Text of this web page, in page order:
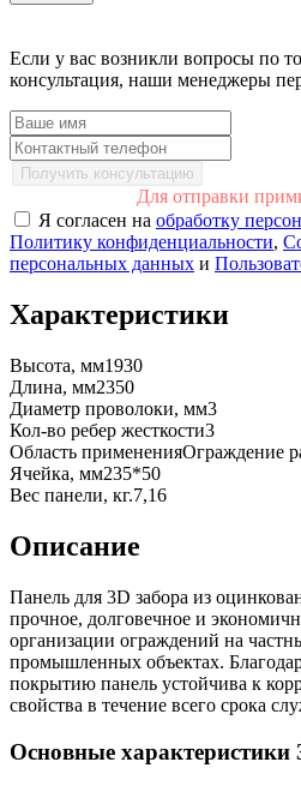
Если у вас возникли вопросы по
консультация, наши менеджеры
Получить консультацию
Для отправки
Я согласен на обработку
Политику конфиденциальности,
персональных данных и
Характеристики
Высота, мм1930
Длина, мм2350
Диаметр проволоки, мм3
Кол-во ребер жесткости3
Область примененияОграждение
Ячейка, мм235*50
Вес панели, кг.7,16
Описание
Панель для 3D забора из
прочное, долговечное и
организации ограждений на
промышленных объектах.
покрытию панель устойчива к
свойства в течение всего срока
Основные характеристики